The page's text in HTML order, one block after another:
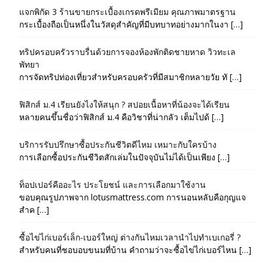
แจกพิกัด 3 ร้านขายกระเบื้องเกรดพรีเมียม คุณภาพมาตรฐาน
กระเบื้องถือเป็นหนึ่งในวัสดุสำคัญที่มีบทบาทอย่างมากในงา […]
ทริปครอบครัวราบรื่นด้วยการจองห้องพักติดชายหาด วิวทะเล
พัทยา
การจัดทริปท่องเที่ยวสำหรับครอบครัวที่มีสมาชิกหลายวัย ทั […]
ฟิสิกส์ ม.4 เรียนยังไงให้สนุก ? สปอยเนื้อหาที่น้องจะได้เรียน
หลายคนขึ้นชื่อว่าฟิสิกส์ ม.4 คือวิชาที่น่ากลัว เต็มไปด้ […]
บริการรับปรึกษาซื้อประกันชีวิตดีไหม เหมาะกับใครบ้าง
การเลือกซื้อประกันชีวิตสักเล่มในปัจจุบันไม่ได้เป็นเพียง […]
ท็อปเปอร์คืออะไร ประโยชน์ และการเลือกมาใช้งาน
ขอบคุณรูปภาพจาก lotusmattress.com การนอนหลับคือกุญแจ
สำค […]
ซื้อไข่ไก่เบอร์เล็ก-เบอร์ใหญ่ ต่างกันไหมเวลานำไปทำเบเกอรี่ ?
สำหรับคนที่ชอบอบขนมที่บ้าน คำถามว่าจะซื้อไข่ไก่เบอร์ไหน […]